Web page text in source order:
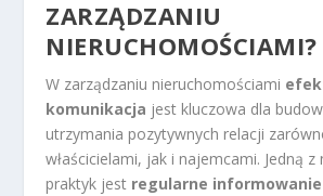
ZARZĄDZANIU
NIERUCHOMOŚCIAMI?
W zarządzaniu nieruchomościami
komunikacja jest kluczowa dla
utrzymania pozytywnych relacji
właścicielami, jak i najemcami. Jedną z
praktyk jest regularne